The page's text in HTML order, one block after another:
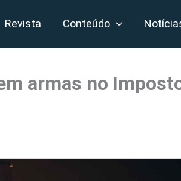
Revista Conteúdo
armas no